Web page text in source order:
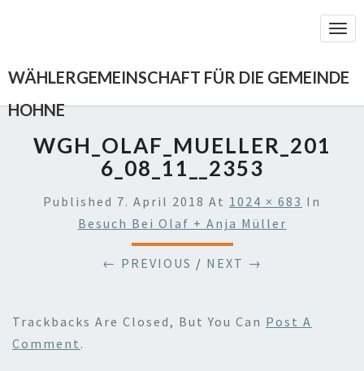
WÄHLERGEMEINSCHAFT FÜR DIE GEMEINDE
HOHNE
WGH_OLAF_MUELLER_201
6_08_11__2353
Published 7. April 2018 At 1024 × 683 In
Besuch Bei Olaf + Anja Müller
← PREVIOUS / NEXT →
Trackbacks Are Closed, But You Can Post A
Comment .